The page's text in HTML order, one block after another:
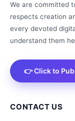
We are committed
respects creation
every devoted
understand them
👉 Click to
CONTACT US